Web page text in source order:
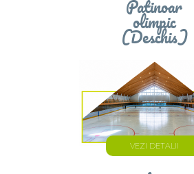
Patinoar
olimpic
(Deschis)
VEZI DETALII